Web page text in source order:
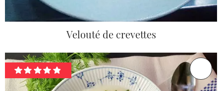
Velouté de crevettes